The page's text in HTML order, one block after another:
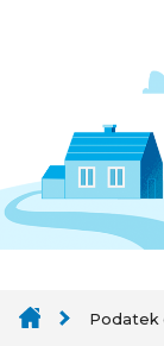
Podatek